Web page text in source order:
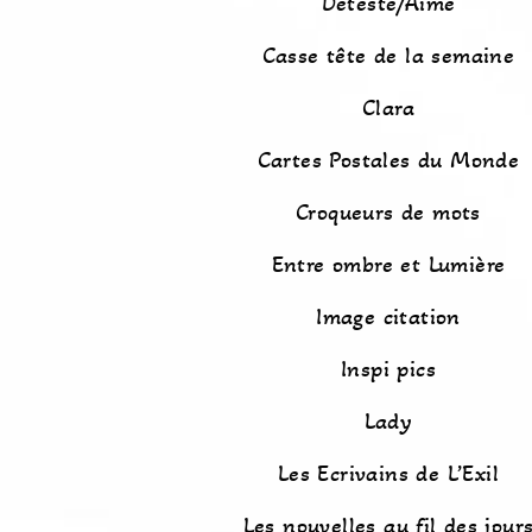
Casse tête de la semaine
Clara
Cartes Postales du Monde
Croqueurs de mots
Entre ombre et Lumière
Image citation
Inspi pics
Lady
Les Ecrivains de L’Exil
Les nouvelles au fil des